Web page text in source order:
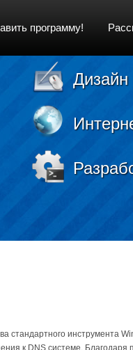
программу!
стандартного инструмента
к DNS системе. Благодаря